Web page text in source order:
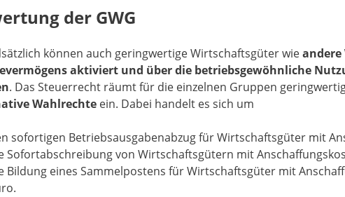
der GWG
können auch geringwertige Wirtschaftsgüter wie
aktiviert und über die betriebsgewöhnliche
. Das Steuerrecht räumt für die einzelnen Gruppen
Wahlrechte ein. Dabei handelt es sich um
sofortigen Betriebsausgabenabzug für Wirtschaftsgüter mit
Sofortabschreibung von Wirtschaftsgütern mit
Bildung eines Sammelpostens für Wirtschaftsgüter mit